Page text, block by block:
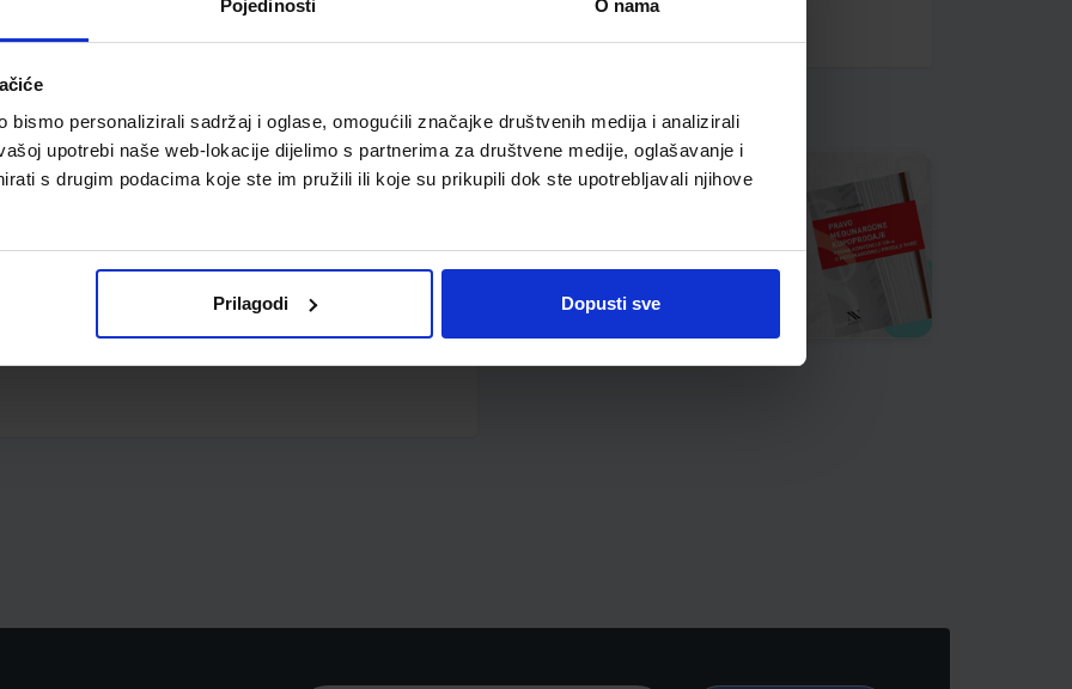
Pojedinosti O nama
bismo personalizirali sadržaj i oglase, omogućili značajke društvenih medija i analizirali
upotrebi naše web-lokacije dijelimo s partnerima za društvene medije, oglašavanje i
s drugim podacima koje ste im pružili ili koje su prikupili dok ste upotrebljavali njihove
Prilagodi Dopusti sve
x 29,7 cm